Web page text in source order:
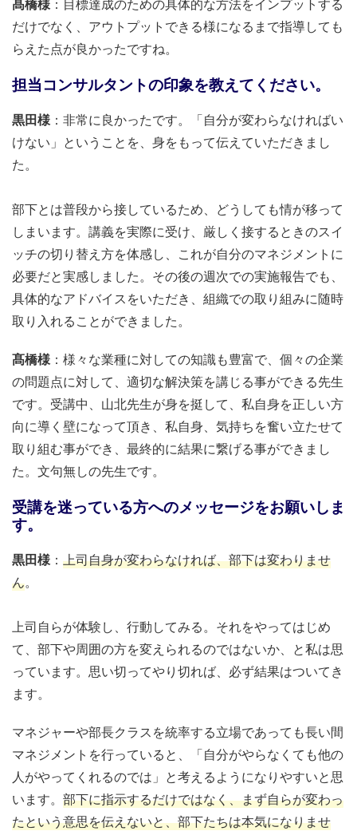
髙橋様：目標達成のための具体的な方法をインプットする
だけでなく、アウトプットできる様になるまで指導しても
らえた点が良かったですね。
担当コンサルタントの印象を教えてください。
黒田様：非常に良かったです。「自分が変わらなければい
けない」ということを、身をもって伝えていただきまし
た。
部下とは普段から接しているため、どうしても情が移って
しまいます。講義を実際に受け、厳しく接するときのスイ
ッチの切り替え方を体感し、これが自分のマネジメントに
必要だと実感しました。その後の週次での実施報告でも、
具体的なアドバイスをいただき、組織での取り組みに随時
取り入れることができました。
髙橋様：様々な業種に対しての知識も豊富で、個々の企業
の問題点に対して、適切な解決策を講じる事ができる先生
です。受講中、山北先生が身を挺して、私自身を正しい方
向に導く壁になって頂き、私自身、気持ちを奮い立たせて
取り組む事ができ、最終的に結果に繋げる事ができまし
た。文句無しの先生です。
受講を迷っている方へのメッセージをお願いしま
す。
黒田様： 上司自身が変わらなければ、部下は変わりませ
ん。
上司自らが体験し、行動してみる。それをやってはじめ
て、部下や周囲の方を変えられるのではないか、と私は思
っています。思い切ってやり切れば、必ず結果はついてき
ます。
マネジャーや部長クラスを統率する立場であっても長い間
マネジメントを行っていると、「自分がやらなくても他の
人がやってくれるのでは」と考えるようになりやすいと思
います。 部下に指示するだけではなく、まず自らが変わっ
たという意思を伝えないと、部下たちは本気になりませ